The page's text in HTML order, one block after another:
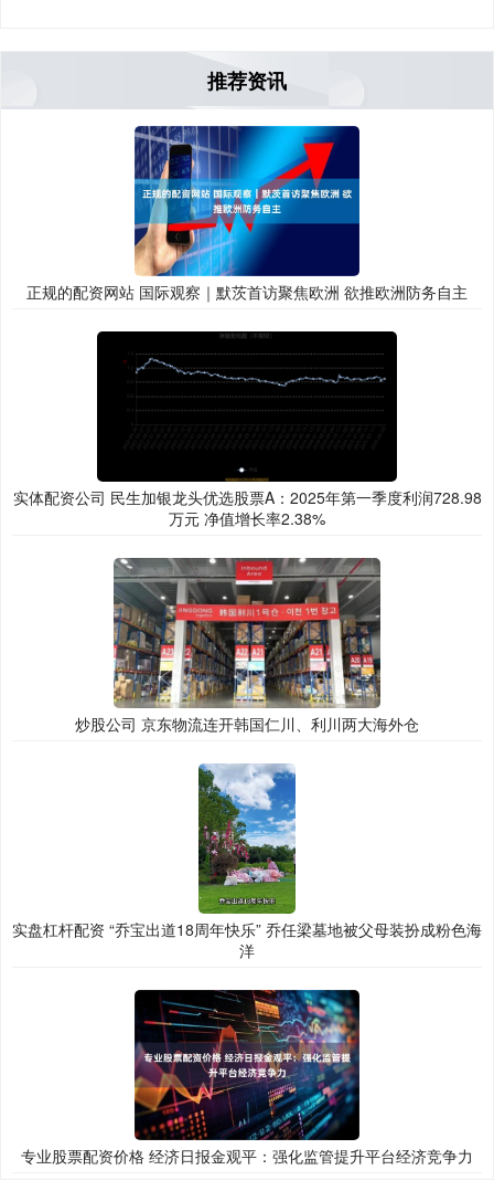
推荐资讯
正规的配资网站 国际观察｜默茨首访聚焦欧洲 欲推欧洲防务自主
实体配资公司 民生加银龙头优选股票A：2025年第一季度利润728.98
万元 净值增长率2.38%
炒股公司 京东物流连开韩国仁川、利川两大海外仓
实盘杠杆配资 “乔宝出道18周年快乐” 乔任梁墓地被父母装扮成粉色海
洋
专业股票配资价格 经济日报金观平：强化监管提升平台经济竞争力